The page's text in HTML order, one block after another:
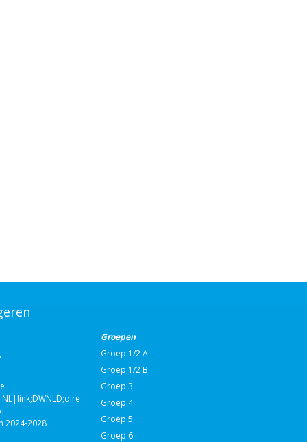
2024-2028
Groepen
Groep 1/2 A
Groep 1/2 B
Groep 3
Groep 4
Groep 5
Groep 6